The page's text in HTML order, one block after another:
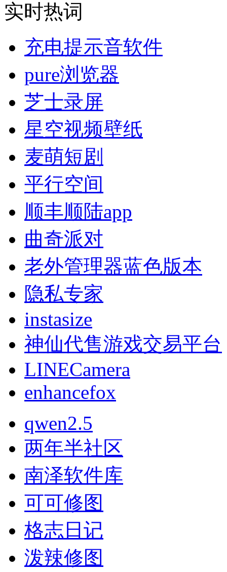
实时热词
充电提示音软件
pure浏览器
芝士录屏
星空视频壁纸
麦萌短剧
平行空间
顺丰顺陆app
曲奇派对
老外管理器蓝色版本
隐私专家
instasize
神仙代售游戏交易平台
LINECamera
enhancefox
qwen2.5
两年半社区
南泽软件库
可可修图
格志日记
泼辣修图